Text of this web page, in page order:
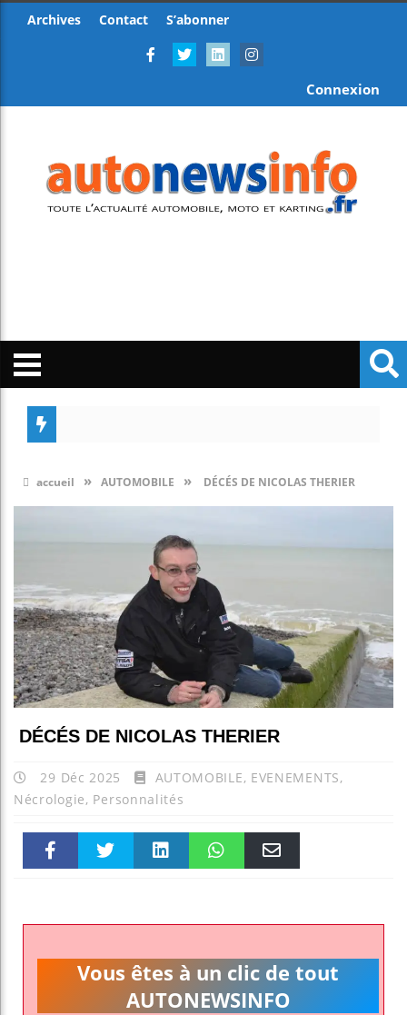
Archives Contact S’abonner
Connexion
accueil » AUTOMOBILE » DÉCÉS DE NICOLAS THERIER
DÉCÉS DE NICOLAS THERIER
29 Déc 2025 AUTOMOBILE, EVENEMENTS,
Nécrologie, Personnalités
k pt
Vous êtes à un clic de tout
AUTONEWSINFO